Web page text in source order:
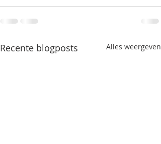
Recente blogposts Alles weergeven